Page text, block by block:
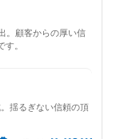
。顧客からの厚い信
。
揺るぎない信頼の頂